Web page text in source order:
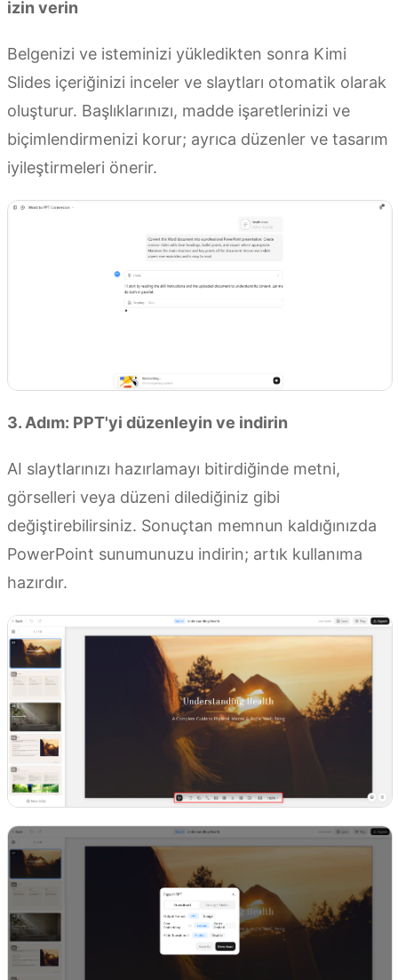
izin verin
Belgenizi ve isteminizi yükledikten sonra Kimi
Slides içeriğinizi inceler ve slaytları otomatik olarak
oluşturur. Başlıklarınızı, madde işaretlerinizi ve
biçimlendirmenizi korur; ayrıca düzenler ve tasarım
iyileştirmeleri önerir.
3. Adım: PPT'yi düzenleyin ve indirin
AI slaytlarınızı hazırlamayı bitirdiğinde metni,
görselleri veya düzeni dilediğiniz gibi
değiştirebilirsiniz. Sonuçtan memnun kaldığınızda
PowerPoint sunumunuzu indirin; artık kullanıma
hazırdır.